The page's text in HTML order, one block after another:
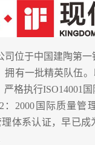
司位于中国建陶第
拥有一批精英队伍
格执行ISO14001
：2000国际质量管
理体系认证，早已